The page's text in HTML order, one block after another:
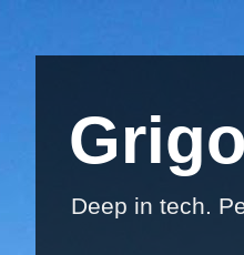
Deep in tech.